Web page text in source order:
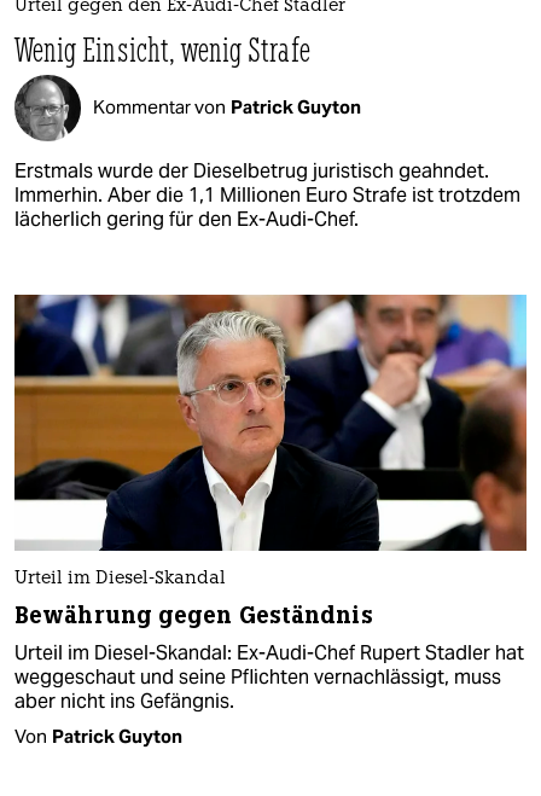
Urteil gegen den Ex-Audi-Chef Stadler
Wenig Einsicht, wenig Strafe
Kommentar von Patrick Guyton
Erstmals wurde der Dieselbetrug juristisch geahndet.
Immerhin. Aber die 1,1 Millionen Euro Strafe ist trotzdem
lächerlich gering für den Ex-Audi-Chef.
Urteil im Diesel-Skandal
Bewährung gegen Geständnis
Urteil im Diesel-Skandal: Ex-Audi-Chef Rupert Stadler hat
weggeschaut und seine Pflichten vernachlässigt, muss
aber nicht ins Gefängnis.
Von Patrick Guyton